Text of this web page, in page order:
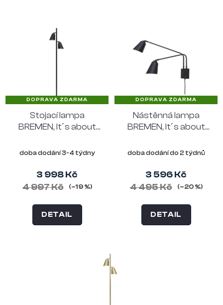
DOPRAVA ZDARMA
Stojací lampa
BREMEN, It´s about
doba dodání 3-4 týdny
3 998 Kč
4 997 Kč
(–19 %)
DETAIL
DOPRAVA ZDARMA
Nástěnná lampa
BREMEN, It´s about
doba dodání do 2 týdnů
3 596 Kč
4 495 Kč
(–20 %)
DETAIL